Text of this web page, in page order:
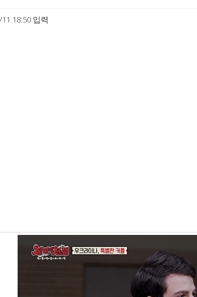
18:50 입력